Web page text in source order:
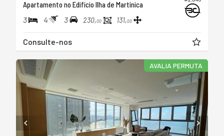
Apartamento no Edifício Ilha de Martinica
3 4 3 230,00 131,00
Consulte-nos
AVALIA PERMUTA